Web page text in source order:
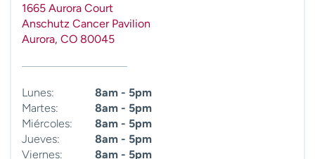
1665 Aurora Court
Anschutz Cancer Pavilion
Aurora, CO 80045
Lunes:
8am - 5pm
Martes:
8am - 5pm
Miércoles:
8am - 5pm
Jueves:
8am - 5pm
Viernes:
8am - 5pm